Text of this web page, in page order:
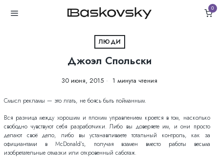
0
ЛЮДИ
Джоэл Спольски
30 июня, 2015 1 минута чтения
Смысл рекламы — это лгать, не боясь быть пойманным.
Вся разница между хорошим и плохим управлением кроется в том, насколько
свободно чувствуют себя разработчики. Либо вы доверяете им, и они просто
делают своё дело, либо вы устанавливаете тотальный контроль, как за
официантами в McDonald’s, получая взамен вместо работы весьма
изобретательные отмазки или откровенный саботаж.